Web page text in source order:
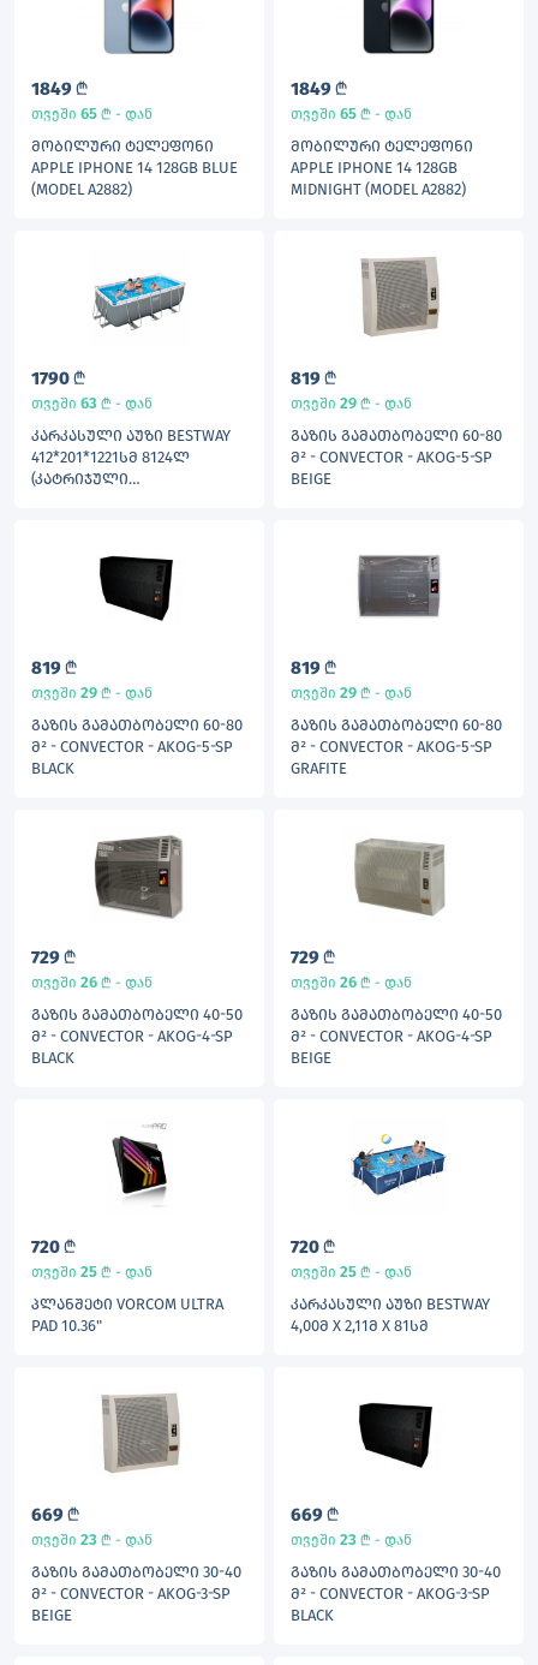
1849 L
თვეში 65 L - დან
ᲛᲝᲑᲘᲚᲣᲠᲘ ᲢᲔᲚᲔᲤᲝᲜᲘ
APPLE IPHONE 14 128GB BLUE
(MODEL A2882)
1849 L
თვეში 65 L - დან
ᲛᲝᲑᲘᲚᲣᲠᲘ ᲢᲔᲚᲔᲤᲝᲜᲘ
APPLE IPHONE 14 128GB
MIDNIGHT (MODEL A2882)
1790 L
თვეში 63 L - დან
ᲙᲐᲠᲙᲐᲡᲣᲚᲘ ᲐᲣᲖᲘ BESTWAY
412*201*1221ᲡᲛ 8124Ლ
(ᲙᲐᲢᲠᲘᲯᲣᲚᲘ
819 L
თვეში 29 L - დან
ᲒᲐᲖᲘᲡ ᲒᲐᲛᲐᲗᲑᲝᲑᲔᲚᲘ 60-80
Მ² - CONVECTOR - AKOG-5-SP
BEIGE
819 L
თვეში 29 L - დან
ᲒᲐᲖᲘᲡ ᲒᲐᲛᲐᲗᲑᲝᲑᲔᲚᲘ 60-80
Მ² - CONVECTOR - AKOG-5-SP
BLACK
819 L
თვეში 29 L - დან
ᲒᲐᲖᲘᲡ ᲒᲐᲛᲐᲗᲑᲝᲑᲔᲚᲘ 60-80
Მ² - CONVECTOR - AKOG-5-SP
GRAFITE
729 L
თვეში 26 L - დან
ᲒᲐᲖᲘᲡ ᲒᲐᲛᲐᲗᲑᲝᲑᲔᲚᲘ 40-50
Მ² - CONVECTOR - AKOG-4-SP
BLACK
729 L
თვეში 26 L - დან
ᲒᲐᲖᲘᲡ ᲒᲐᲛᲐᲗᲑᲝᲑᲔᲚᲘ 40-50
Მ² - CONVECTOR - AKOG-4-SP
BEIGE
720 L
თვეში 25 L - დან
ᲞᲚᲐᲜᲨᲔᲢᲘ VORCOM ULTRA
PAD 10.36"
720 L
თვეში 25 L - დან
ᲙᲐᲠᲙᲐᲡᲣᲚᲘ ᲐᲣᲖᲘ BESTWAY
4,00Მ X 2,11Მ X 81ᲡᲛ
669 L
თვეში 23 L - დან
ᲒᲐᲖᲘᲡ ᲒᲐᲛᲐᲗᲑᲝᲑᲔᲚᲘ 30-40
Მ² - CONVECTOR - AKOG-3-SP
BEIGE
669 L
თვეში 23 L - დან
ᲒᲐᲖᲘᲡ ᲒᲐᲛᲐᲗᲑᲝᲑᲔᲚᲘ 30-40
Მ² - CONVECTOR - AKOG-3-SP
BLACK